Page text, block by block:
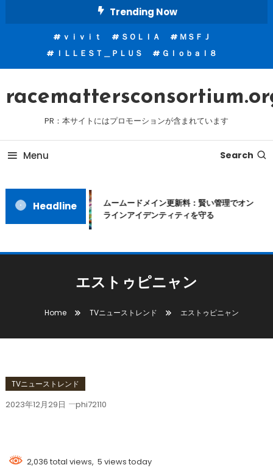
Trending Now
ｖｉｖｉｔ ＳＯＬＩＡ
ＭＳＦＪ
ＩＬＬＥＳＴ＿ＰＬＵＳ
Ｇｌｏｂａｌ８
PR：本サイトにはプロモーションが含まれています
Menu Search
Headline
ムームードメイン更新料：賢い管理でオン
ラインアイデンティティを守る
エストゥピニャン
Home TVニューストレンド エストゥピニャン
TVニューストレンド
2023年12月29日 phi72110
2,036 total views, 5 views today